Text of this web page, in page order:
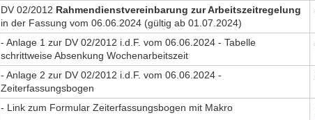
DV 02/2012 Rahmendienstvereinbarung zur Arbeitszeitregelung
in der Fassung vom 06.06.2024 (gültig ab 01.07.2024)
- Anlage 1 zur DV 02/2012 i.d.F. vom 06.06.2024 - Tabelle
schrittweise Absenkung Wochenarbeitszeit
- Anlage 2 zur DV 02/2012 i.d.F. vom 06.06.2024 -
Zeiterfassungsbogen
- Link zum Formular Zeiterfassungsbogen mit Makro